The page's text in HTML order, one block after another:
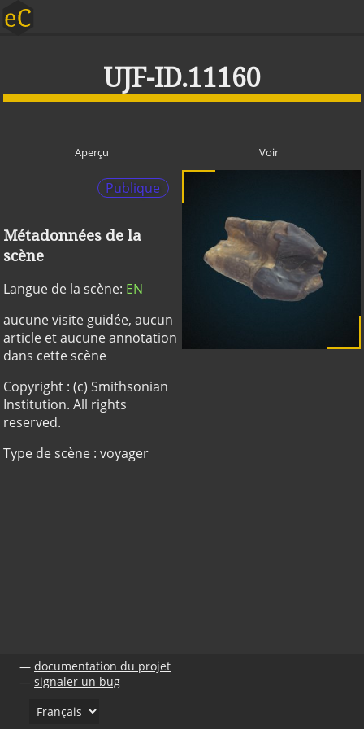
UJF-ID.11160
Aperçu Voir
Publique
Métadonnées de la
scène
Langue de la scène: EN
aucune visite guidée, aucun
article et aucune annotation
dans cette scène
Copyright : (c) Smithsonian
Institution. All rights
reserved.
Type de scène : voyager
documentation du projet
signaler un bug